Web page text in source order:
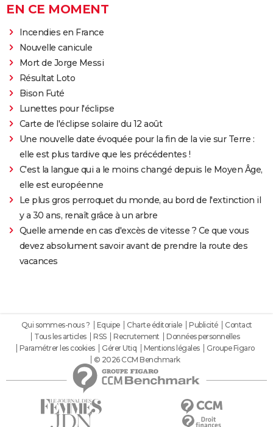
EN CE MOMENT
Incendies en France
Nouvelle canicule
Mort de Jorge Messi
Résultat Loto
Bison Futé
Lunettes pour l'éclipse
Carte de l'éclipse solaire du 12 août
Une nouvelle date évoquée pour la fin de la vie sur Terre :
elle est plus tardive que les précédentes !
C'est la langue qui a le moins changé depuis le Moyen Âge,
elle est européenne
Le plus gros perroquet du monde, au bord de l'extinction il
y a 30 ans, renaît grâce à un arbre
Quelle amende en cas d'excès de vitesse ? Ce que vous
devez absolument savoir avant de prendre la route des
vacances
Qui sommes-nous ? Equipe Charte éditoriale Publicité
Contact
Tous les articles
RSS Recrutement
Données personnelles
Paramétrer les cookies
Gérer Utiq Mentions légales
Groupe Figaro
© 2026 CCM Benchmark